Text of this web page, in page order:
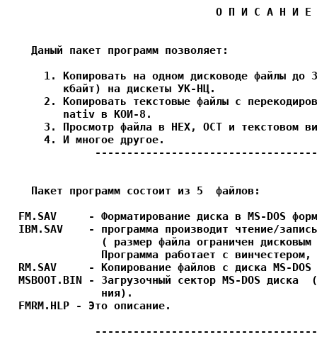
    Даный пакет программ позволяет:
1. Копировать на одном дисководе файлы до
         кбайт) на дискеты УК-НЦ.
2. Копировать текстовые файлы с
         nativ в КОИ-8.
3. Просмотр файла в HEX, OCT и текстовом
      4. И многое другое.
    Пакет программ состоит из 5  файлов:
FM.SAV     - Форматирование диска в MS-DOS
IBM.SAV    - программа производит чтение/
( размер файла ограничен дисковым
Программа работает с
RM.SAV     - Копирование файлов с диска MS-
MSBOOT.BIN - Загрузочный сектор MS-DOS диска
               ния).
  FMRM.HLP - Это описание.